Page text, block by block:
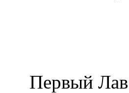
Первый Лав